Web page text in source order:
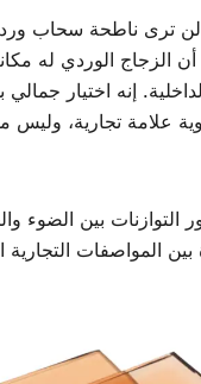
ترى ناطحة سحاب
أن الزجاج الوردي له
إنه اختيار
علامة تجارية، وليس
بين الضوء
المواصفات التجارية